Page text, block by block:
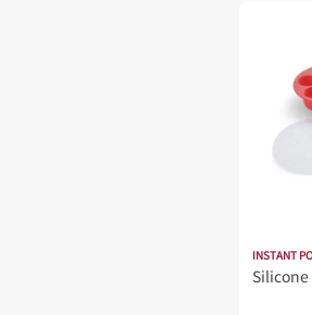
INSTANT
Silicone